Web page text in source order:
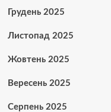
Грудень 2025
Листопад 2025
Жовтень 2025
Вересень 2025
Серпень 2025